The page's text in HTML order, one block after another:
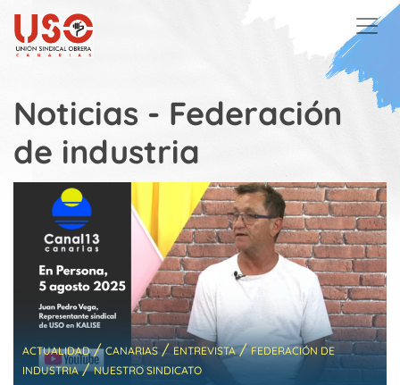
Skip to main content
Noticias - Federación
de industria
ACTUALIDAD/CANARIAS/ENTREVISTA/FEDERACIÓN DE
INDUSTRIA/NUESTRO SINDICATO